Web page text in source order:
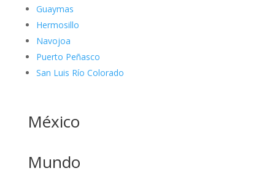
Guaymas
Hermosillo
Navojoa
Puerto Peñasco
San Luis Río Colorado
México
Mundo